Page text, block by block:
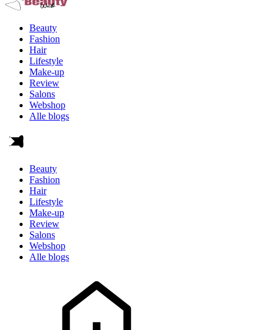
Beauty
Fashion
Hair
Lifestyle
Make-up
Review
Salons
Webshop
Alle blogs
Beauty
Fashion
Hair
Lifestyle
Make-up
Review
Salons
Webshop
Alle blogs